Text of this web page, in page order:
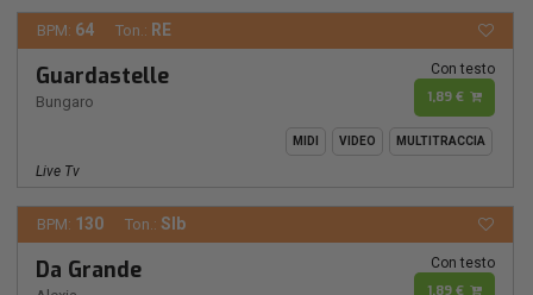
BPM: 64 Ton.: RE
Guardastelle
Bungaro
Con testo
1,89 €
MIDI VIDEO MULTITRACCIA
Live Tv
BPM: 130 Ton.: SIb
Da Grande Con testo
1,89 €